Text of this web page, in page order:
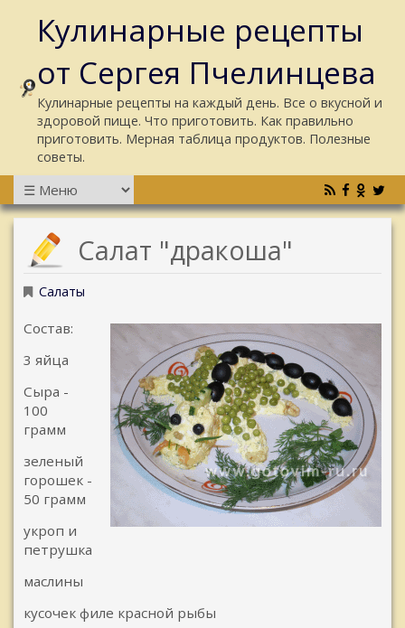
Кулинарные рецепты
от Сергея Пчелинцева
Кулинарные рецепты на каждый день. Все о вкусной и
здоровой пище. Что приготовить. Как правильно
приготовить. Мерная таблица продуктов. Полезные
советы.
Салат "дракоша"
Салаты
Состав:
3 яйца
Сыра -
100
грамм
зеленый
горошек -
50 грамм
укроп и
петрушка
маслины
кусочек филе красной рыбы